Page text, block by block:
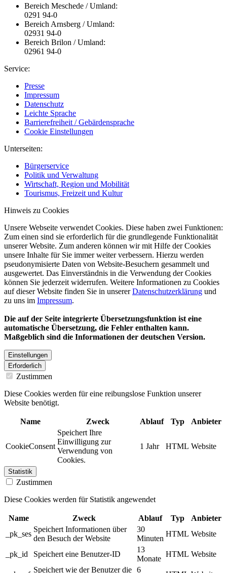
Bereich Meschede / Umland:
0291 94-0
Bereich Arnsberg / Umland:
02931 94-0
Bereich Brilon / Umland:
02961 94-0
Service:
Presse
Impressum
Datenschutz
Leichte Sprache
Barrierefreiheit / Gebärdensprache
Cookie Einstellungen
Unterseiten:
Bürgerservice
Politik und Verwaltung
Wirtschaft, Region und Mobilität
Tourismus, Freizeit und Kultur
Hinweis zu Cookies
Unsere Webseite verwendet Cookies. Diese haben zwei Funktionen:
Zum einen sind sie erforderlich für die grundlegende Funktionalität
unserer Website. Zum anderen können wir mit Hilfe der Cookies
unsere Inhalte für Sie immer weiter verbessern. Hierzu werden
pseudonymisierte Daten von Website-Besuchern gesammelt und
ausgewertet. Das Einverständnis in die Verwendung der Cookies
können Sie jederzeit widerrufen. Weitere Informationen zu Cookies
auf dieser Website finden Sie in unsererDatenschutzerklärung und
zu uns im Impressum.
Die auf der Seite integrierte Übersetzungsfunktion ist eine
automatische Übersetzung, die Fehler enthalten kann.
Maßgeblich sind die Informationen der deutschen Version.
Einstellungen
Erforderlich
Zustimmen
Diese Cookies werden für eine reibungslose Funktion unserer
Website benötigt.
Name Zweck Ablauf Typ Anbieter
CookieConsent
Speichert Ihre
Einwilligung zur
Verwendung von
Cookies.
1 Jahr HTML Website
Statistik
Zustimmen
Diese Cookies werden für Statistik angewendet
Name Zweck Ablauf Typ
Anbieter
_pk_ses
Speichert Informationen über
den Besuch der Website
30
Minuten
HTML Website
_pk_id Speichert eine Benutzer-ID
13
Monate
HTML Website
Speichert wie der Benutzer die 6